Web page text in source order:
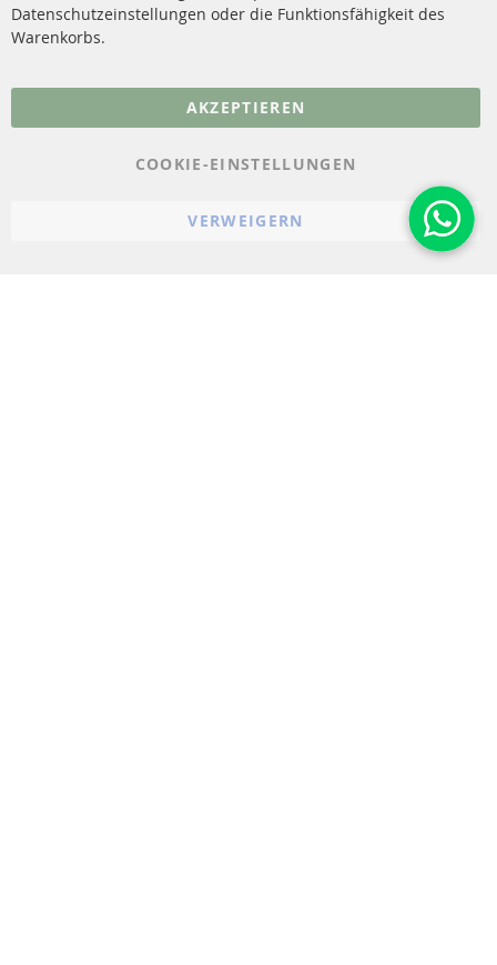
FAQ
Datenschutzeinstellungen oder die Funktionsfähigkeit des
Warenkorbs.
AKZEPTIEREN
COOKIE-EINSTELLUNGEN
VERWEIGERN